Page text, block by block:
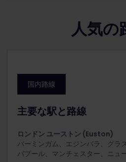
人気の
国内路線
主要な駅と路線
ロンドン ユーストン (Euston)
バーミンガム、エジンバラ、グラ
バプール、マンチェスター、ニュ